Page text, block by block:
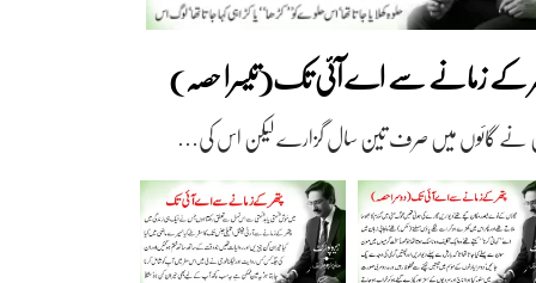
کے زمانے سے اے آئی تک(تیسرا حصہ)
نے گائوں میں صرف تین سال گزارے لیکن اس کی…